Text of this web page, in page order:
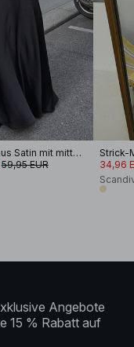
Maxirock aus Satin mit mittelhoher Taille
59,95 EUR
Strick-
34,96
Angebote
15 % Rabatt auf